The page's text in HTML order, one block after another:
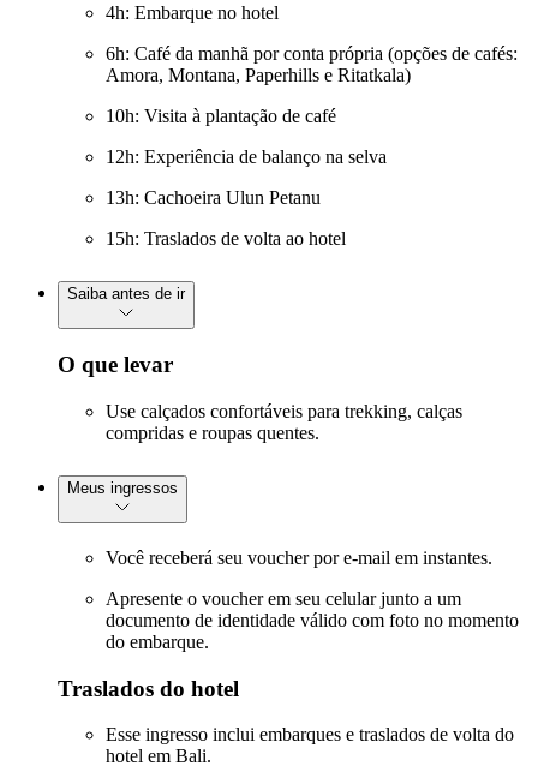
4h: Embarque no hotel
6h: Café da manhã por conta própria (opções de cafés:
Amora, Montana, Paperhills e Ritatkala)
10h: Visita à plantação de café
12h: Experiência de balanço na selva
13h: Cachoeira Ulun Petanu
15h: Traslados de volta ao hotel
Saiba antes de ir
O que levar
Use calçados confortáveis para trekking, calças
compridas e roupas quentes.
Meus ingressos
Você receberá seu voucher por e-mail em instantes.
Apresente o voucher em seu celular junto a um
documento de identidade válido com foto no momento
do embarque.
Traslados do hotel
Esse ingresso inclui embarques e traslados de volta do
hotel em Bali.